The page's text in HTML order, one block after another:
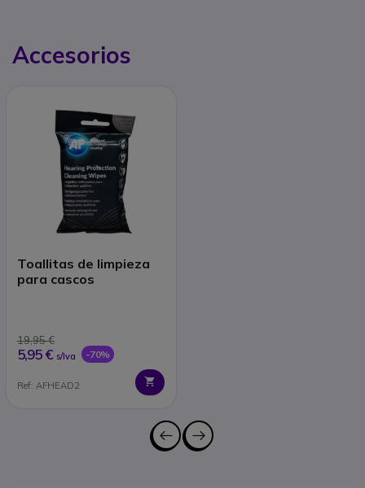
Accesorios
Toallitas de limpieza
para cascos
19,95 €
5,95 € s/Iva -70%
Ref: AFHEAD2